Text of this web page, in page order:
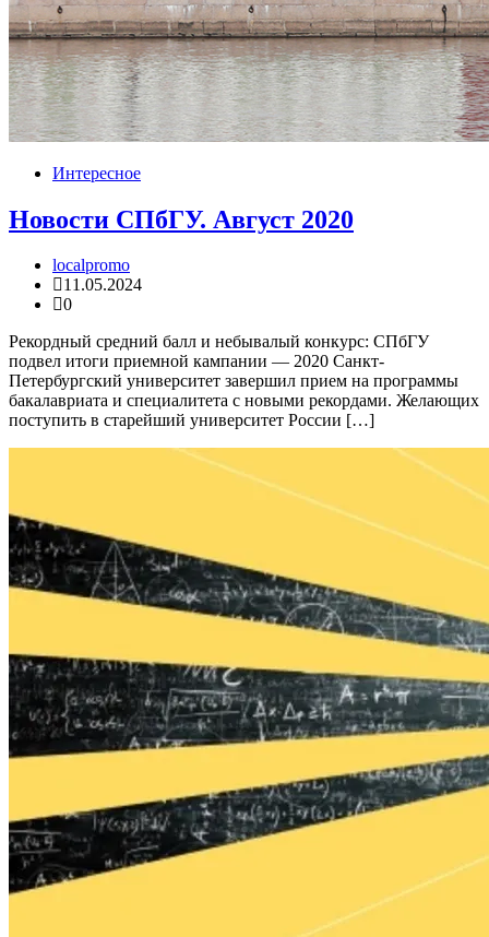
Интересное
Новости СПбГУ. Август 2020
localpromo
11.05.2024
0
Рекордный средний балл и небывалый конкурс: СПбГУ
подвел итоги приемной кампании — 2020 Санкт-
Петербургский университет завершил прием на программы
бакалавриата и специалитета с новыми рекордами. Желающих
поступить в старейший университет России […]